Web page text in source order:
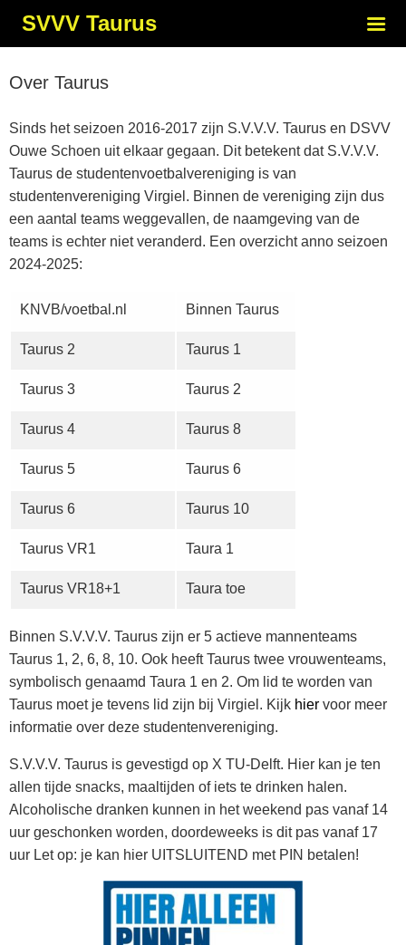
SVVV Taurus
Over Taurus
Sinds het seizoen 2016-2017 zijn S.V.V.V. Taurus en DSVV
Ouwe Schoen uit elkaar gegaan. Dit betekent dat S.V.V.V.
Taurus de studentenvoetbalvereniging is van
studentenvereniging Virgiel. Binnen de vereniging zijn dus
een aantal teams weggevallen, de naamgeving van de
teams is echter niet veranderd. Een overzicht anno seizoen
2024-2025:
KNVB/voetbal.nl Binnen Taurus
Taurus 2 Taurus 1
Taurus 3 Taurus 2
Taurus 4 Taurus 8
Taurus 5 Taurus 6
Taurus 6 Taurus 10
Taurus VR1 Taura 1
Taurus VR18+1 Taura toe
Binnen S.V.V.V. Taurus zijn er 5 actieve mannenteams
Taurus 1, 2, 6, 8, 10. Ook heeft Taurus twee vrouwenteams,
symbolisch genaamd Taura 1 en 2. Om lid te worden van
Taurus moet je tevens lid zijn bij Virgiel. Kijk hier voor meer
informatie over deze studentenvereniging.
S.V.V.V. Taurus is gevestigd op X TU-Delft. Hier kan je ten
allen tijde snacks, maaltijden of iets te drinken halen.
Alcoholische dranken kunnen in het weekend pas vanaf 14
uur geschonken worden, doordeweeks is dit pas vanaf 17
uur Let op: je kan hier UITSLUITEND met PIN betalen!